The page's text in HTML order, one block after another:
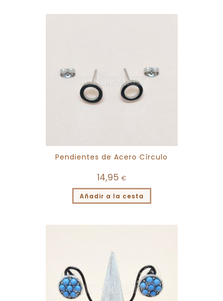
Pendientes de Acero Círculo
14,95 €
Añadir a la cesta